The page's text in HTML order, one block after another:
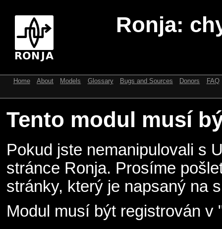
Ronja:
Home About Models Glossary Bugs and Sources Donors FAQ
Tento modul musí
Pokud jste nemanipulovali s
stránce Ronja. Prosíme
stránky, který je napsaný na
Modul musí být registrován v